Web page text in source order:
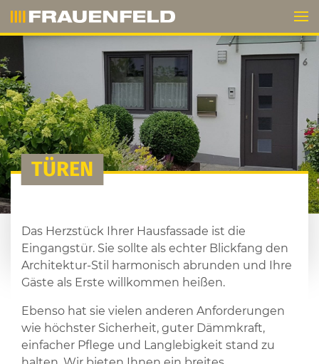
TÜREN
Das Herzstück Ihrer Hausfassade ist die
Eingangstür. Sie sollte als echter Blickfang den
Architektur-Stil harmonisch abrunden und Ihre
Gäste als Erste willkommen heißen.
Ebenso hat sie vielen anderen Anforderungen
wie höchster Sicherheit, guter Dämmkraft,
einfacher Pflege und Langlebigkeit stand zu